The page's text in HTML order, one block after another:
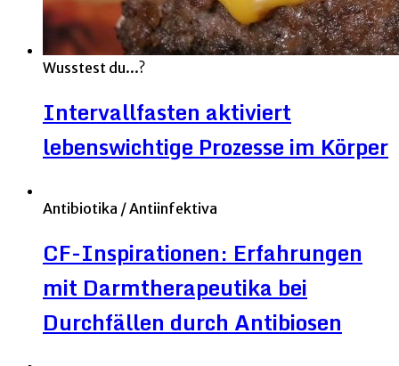
Wusstest du...?
Intervallfasten aktiviert
lebenswichtige Prozesse im Körper
Antibiotika / Antiinfektiva
CF-Inspirationen: Erfahrungen
mit Darmtherapeutika bei
Durchfällen durch Antibiosen